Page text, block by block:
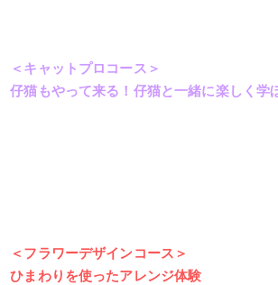
＜キャットプロコース＞
仔猫もやって来る！仔猫と一緒に楽しく学
＜フラワーデザインコース＞
ひまわりを使ったアレンジ体験